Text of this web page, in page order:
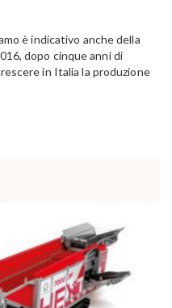
è indicativo anche della
dopo cinque anni di
in Italia la produzione